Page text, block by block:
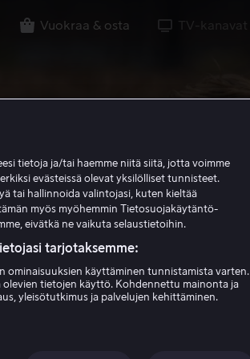
Vuokraa & osta TV-kanavat
Invented
tietoja ja/tai haemme niitä siitä, jotta voimme
evästeissä olevat yksilölliset tunnisteet.
tai hallinnoida valintojasi, kuten kieltää
myös myöhemmin Tietosuojakäytäntö-
eivätkä ne vaikuta selaustietoihin.
tarjotaksemme:
ominaisuuksien käyttäminen tunnistamista varten.
tietojen käyttö. Kohdennettu mainonta ja
yleisötutkimus ja palvelujen kehittäminen.